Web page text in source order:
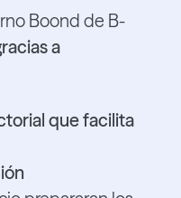
Boond de B-
a
que facilita